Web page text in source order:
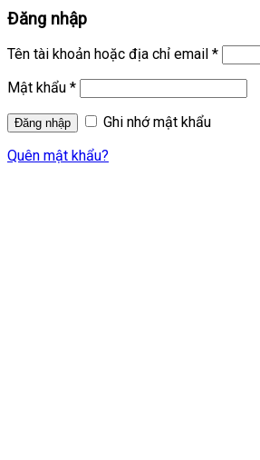
Đăng nhập
Tên tài khoản hoặc địa chỉ email *
Mật khẩu *
Ghi nhớ mật khẩu
Quên mật khẩu?